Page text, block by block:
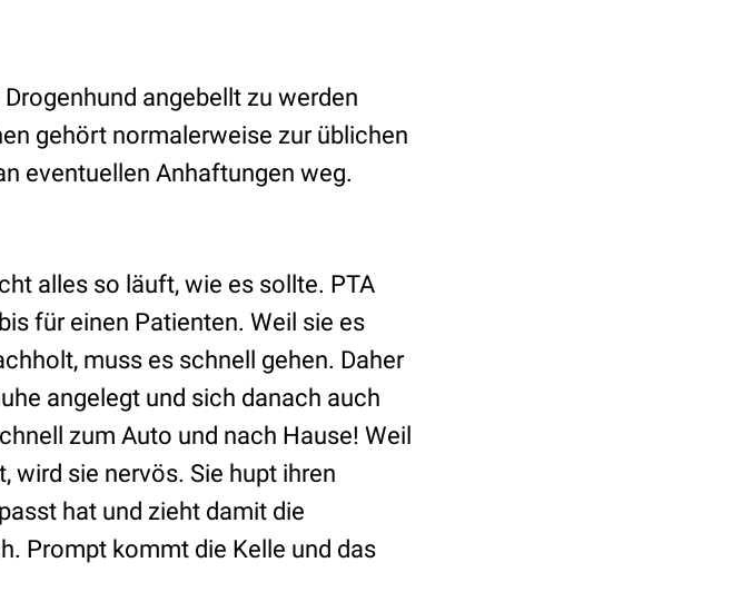
angebellt zu werden
gehört normalerweise zur üblichen
eventuellen Anhaftungen weg.
alles so läuft, wie es sollte. PTA
für einen Patienten. Weil sie es
muss es schnell gehen. Daher
angelegt und sich danach auch
zum Auto und nach Hause! Weil
wird sie nervös. Sie hupt ihren
hat und zieht damit die
Prompt kommt die Kelle und das